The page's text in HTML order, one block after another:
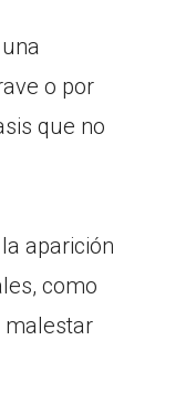
o por
que no
aparición
como
malestar